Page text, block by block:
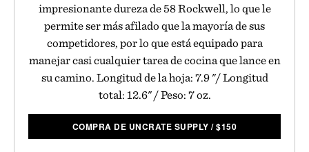
impresionante dureza de 58 Rockwell, lo que le
permite ser más afilado que la mayoría de sus
competidores, por lo que está equipado para
manejar casi cualquier tarea de cocina que lance en
su camino. Longitud de la hoja: 7.9 "/ Longitud
total: 12.6" / Peso: 7 oz.
COMPRA DE UNCRATE SUPPLY /$150